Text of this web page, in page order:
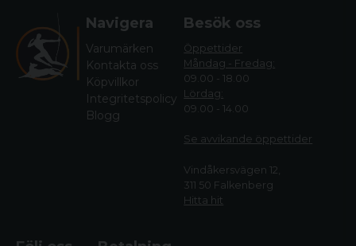
Navigera
Varumärken
Kontakta oss
Köpvillkor
Integritetspolicy
Blogg
Besök oss
Öppettider
Måndag - Fredag:
09.00 - 18.00
Lördag:
09.00 - 14.00
Se avvikande öppettider
Vindåkersvägen 12,
311 50 Falkenberg
Hitta hit